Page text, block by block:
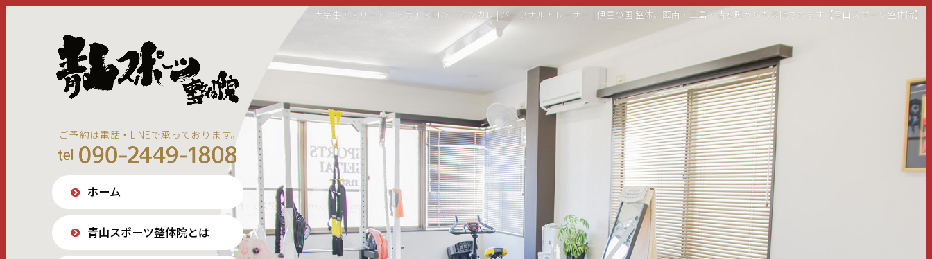
大学生アスリート トライスロン インカレ | パーソナルトレーナー | 伊豆の国 整体。函南・三島・清水町からも来院されます【青山スポーツ整体院】
ご予約は電話・LINEで承っております。
ホーム
青山スポーツ整体院とは